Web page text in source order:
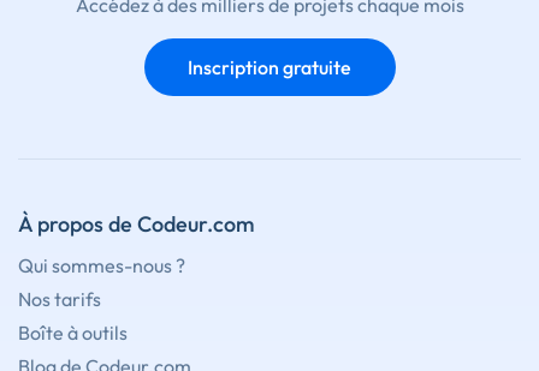
Accédez à des milliers de projets chaque mois
Inscription gratuite
À propos de Codeur.com
Qui sommes-nous ?
Nos tarifs
Boîte à outils
Blog de Codeur.com